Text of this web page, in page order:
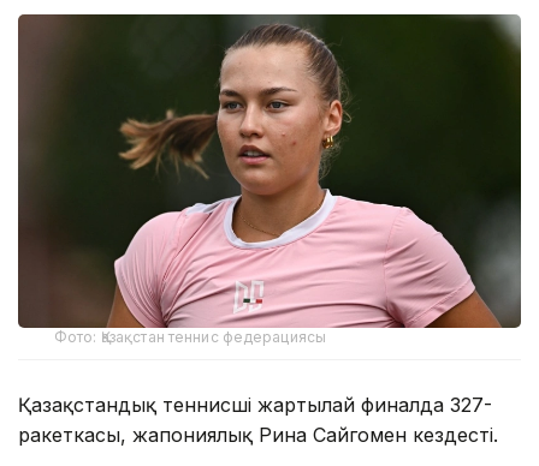
Фото: Қазақстан теннис федерациясы
Қазақстандық теннисші жартылай финалда 327-
ракеткасы, жапониялық Рина Сайгомен кездесті.